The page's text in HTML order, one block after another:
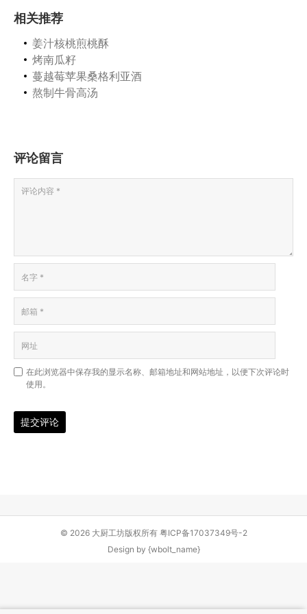
相关推荐
姜汁核桃煎桃酥
烤南瓜籽
蔓越莓苹果桑格利亚酒
熬制牛骨高汤
评论留言
在此浏览器中保存我的显示名称、邮箱地址和网站地址，以便下次评论时
使用。
提交评论
© 2026 大厨工坊版权所有 粤ICP备17037349号-2
Design by {wbolt_name}